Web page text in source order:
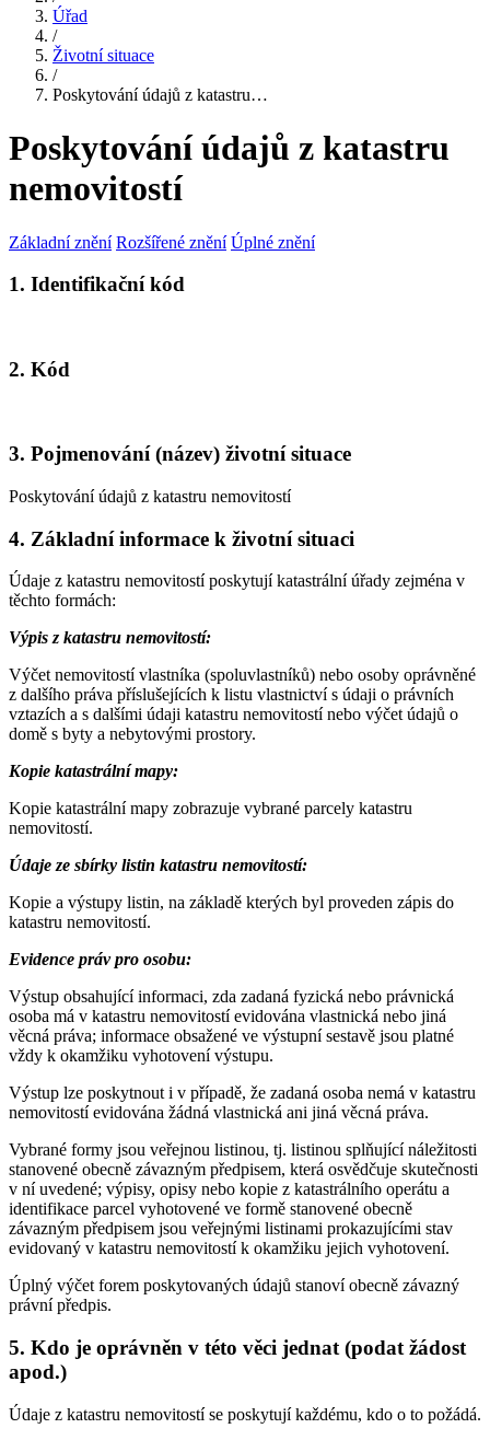
Úřad
/
Životní situace
/
Poskytování údajů z katastru…
Poskytování údajů z katastru
nemovitostí
Základní znění Rozšířené znění Úplné znění
1. Identifikační kód
2. Kód
3. Pojmenování (název) životní situace
Poskytování údajů z katastru nemovitostí
4. Základní informace k životní situaci
Údaje z katastru nemovitostí poskytují katastrální úřady zejména v
těchto formách:
Výpis z katastru nemovitostí:
Výčet nemovitostí vlastníka (spoluvlastníků) nebo osoby oprávněné
z dalšího práva příslušejících k listu vlastnictví s údaji o právních
vztazích a s dalšími údaji katastru nemovitostí nebo výčet údajů o
domě s byty a nebytovými prostory.
Kopie katastrální mapy:
Kopie katastrální mapy zobrazuje vybrané parcely katastru
nemovitostí.
Údaje ze sbírky listin katastru nemovitostí:
Kopie a výstupy listin, na základě kterých byl proveden zápis do
katastru nemovitostí.
Evidence práv pro osobu:
Výstup obsahující informaci, zda zadaná fyzická nebo právnická
osoba má v katastru nemovitostí evidována vlastnická nebo jiná
věcná práva; informace obsažené ve výstupní sestavě jsou platné
vždy k okamžiku vyhotovení výstupu.
Výstup lze poskytnout i v případě, že zadaná osoba nemá v katastru
nemovitostí evidována žádná vlastnická ani jiná věcná práva.
Vybrané formy jsou veřejnou listinou, tj. listinou splňující náležitosti
stanovené obecně závazným předpisem, která osvědčuje skutečnosti
v ní uvedené; výpisy, opisy nebo kopie z katastrálního operátu a
identifikace parcel vyhotovené ve formě stanovené obecně
závazným předpisem jsou veřejnými listinami prokazujícími stav
evidovaný v katastru nemovitostí k okamžiku jejich vyhotovení.
Úplný výčet forem poskytovaných údajů stanoví obecně závazný
právní předpis.
5. Kdo je oprávněn v této věci jednat (podat žádost
apod.)
Údaje z katastru nemovitostí se poskytují každému, kdo o to požádá.